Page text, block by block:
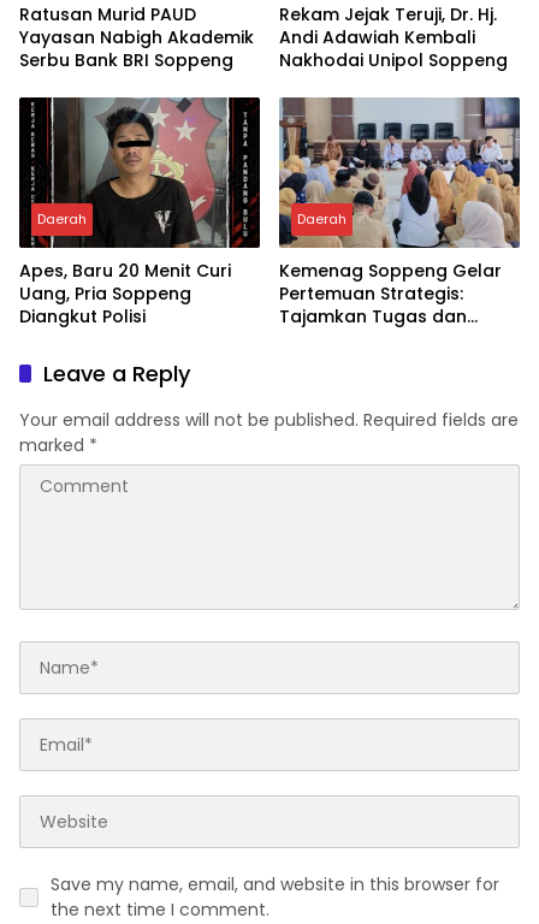
Ratusan Murid PAUD
Yayasan Nabigh Akademik
Serbu Bank BRI Soppeng
Rekam Jejak Teruji, Dr. Hj.
Andi Adawiah Kembali
Nakhodai Unipol Soppeng
Daerah
Apes, Baru 20 Menit Curi
Uang, Pria Soppeng
Diangkut Polisi
Daerah
Kemenag Soppeng Gelar
Pertemuan Strategis:
Tajamkan Tugas dan
Leave a Reply
Your email address will not be published. Required fields are
marked *
Save my name, email, and website in this browser for
the next time I comment.